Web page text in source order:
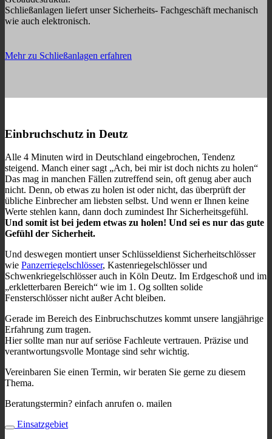
Schließanlagen liefert unser Sicherheits- Fachgeschäft mechanisch
wie auch elektronisch.
Mehr zu Schließanlagen erfahren
Einbruchschutz in Deutz
Alle 4 Minuten wird in Deutschland eingebrochen, Tendenz
steigend. Manch einer sagt „Ach, bei mir ist doch nichts zu holen“
Das mag in manchen Fällen zutreffend sein, oft genug aber auch
nicht. Denn, ob etwas zu holen ist oder nicht, das überprüft der
übliche Einbrecher am liebsten selbst. Und wenn er Ihnen keine
Werte stehlen kann, dann doch zumindest Ihr Sicherheitsgefühl.
Und somit ist bei jedem etwas zu holen! Und sei es nur das gute
Gefühl der Sicherheit.
Und deswegen montiert unser Schlüsseldienst Sicherheitschlösser
wie Panzerriegelschlösser, Kastenriegelschlösser und
Schwenkriegelschlösser auch in Köln Deutz. Im Erdgeschoß und im
„erkletterbaren Bereich“ wie im 1. Og sollten solide
Fensterschlösser nicht außer Acht bleiben.
Gerade im Bereich des Einbruchschutzes kommt unsere langjährige
Erfahrung zum tragen.
Hier sollte man nur auf seriöse Fachleute vertrauen. Präzise und
verantwortungsvolle Montage sind sehr wichtig.
Vereinbaren Sie einen Termin, wir beraten Sie gerne zu diesem
Thema.
Beratungstermin? einfach anrufen o. mailen
Einsatzgebiet